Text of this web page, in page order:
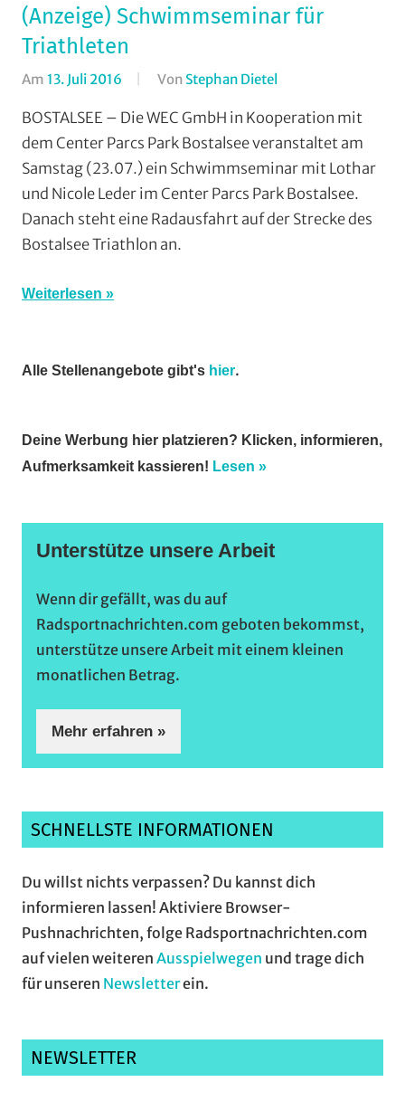
(Anzeige) Schwimmseminar für
Triathleten
Am 13. Juli 2016 Von Stephan Dietel
Jedermann ,
Strasse,
Trainingslager
BOSTALSEE – Die WEC GmbH in Kooperation mit
dem Center Parcs Park Bostalsee veranstaltet am
Samstag (23.07.) ein Schwimmseminar mit Lothar
und Nicole Leder im Center Parcs Park Bostalsee.
Danach steht eine Radausfahrt auf der Strecke des
Bostalsee Triathlon an.
Weiterlesen
Alle Stellenangebote gibt's hier.
Deine Werbung hier platzieren? Klicken, informieren,
Aufmerksamkeit kassieren! Lesen »
Unterstütze unsere Arbeit
Wenn dir gefällt, was du auf
Radsportnachrichten.com geboten bekommst,
unterstütze unsere Arbeit mit einem kleinen
monatlichen Betrag.
Mehr erfahren »
SCHNELLSTE INFORMATIONEN
Du willst nichts verpassen? Du kannst dich
informieren lassen! Aktiviere Browser-
Pushnachrichten, folge Radsportnachrichten.com
auf vielen weiteren Ausspielwegen und trage dich
für unseren Newsletterein.
NEWSLETTER